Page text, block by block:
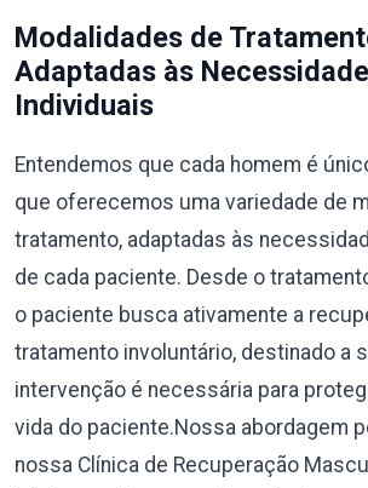
Modalidades de
Adaptadas às
Individuais
Entendemos que cada homem é
que oferecemos uma variedade de
tratamento, adaptadas às
de cada paciente. Desde o
o paciente busca ativamente a
tratamento involuntário, destinado a
intervenção é necessária para
vida do paciente.Nossa abordagem
nossa Clínica de Recuperação